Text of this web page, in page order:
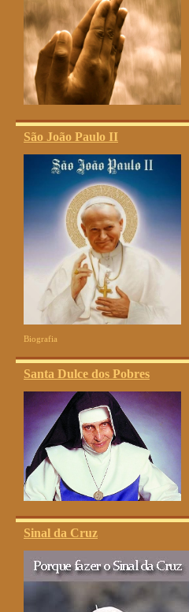
São João Paulo II
Biografia
Santa Dulce dos Pobres
Sinal da Cruz